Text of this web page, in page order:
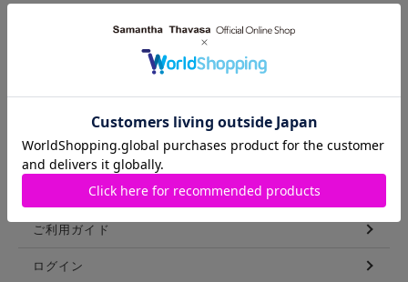
スタッフリスト
ショップブログ
ご利用ガイド
ログイン